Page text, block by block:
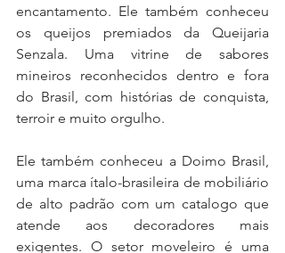
encantamento. Ele também conheceu
os queijos premiados da Queijaria
Senzala. Uma vitrine de sabores
mineiros reconhecidos dentro e fora
do Brasil, com histórias de conquista,
terroir e muito orgulho.
Ele também conheceu a Doimo Brasil,
uma marca ítalo-brasileira de mobiliário
de alto padrão com um catalogo que
atende aos decoradores mais
exigentes. O setor moveleiro é uma